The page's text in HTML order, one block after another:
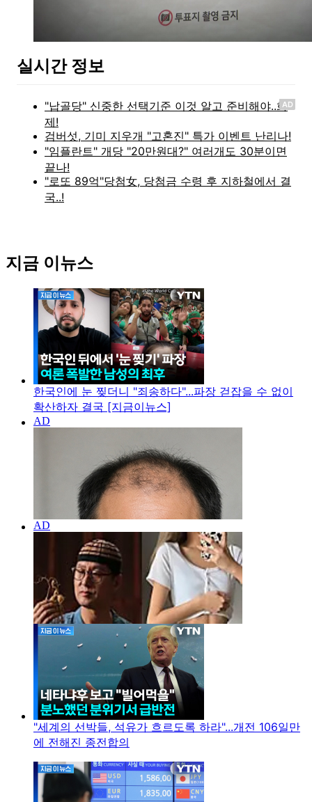
실시간 정보
AD
지금 이뉴스
한국인에 눈 찢더니 "죄송하다"...파장 걷잡을 수 없이
확산하자 결국 [지금이뉴스]
"세계의 선박들, 석유가 흐르도록 하라"...개전 106일만
에 전해진 종전합의